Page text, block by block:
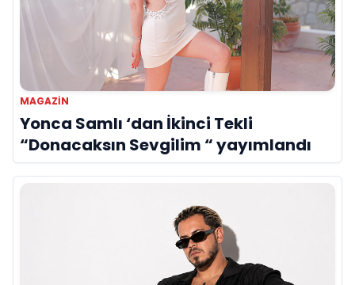
MAGAZIN
Yonca Samlı ‘dan İkinci Tekli
“Donacaksın Sevgilim “ yayımlandı